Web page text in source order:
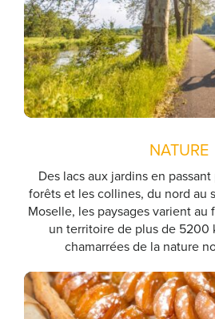
NATURE
Des lacs aux jardins en
forêts et les collines, du nord au
Moselle, les paysages varient au
un territoire de plus de 5200
chamarrées de la nature